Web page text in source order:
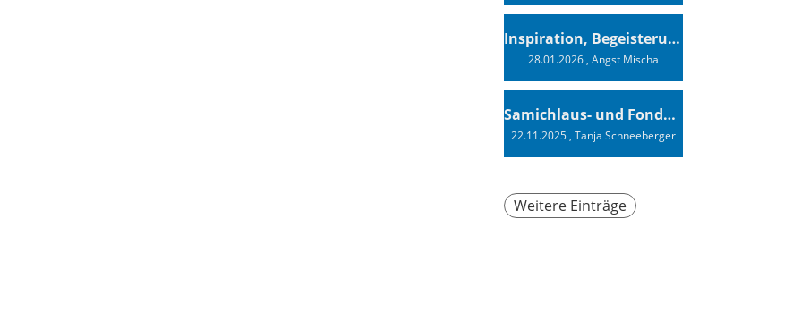
Inspiration, Begeisterung - Ein Vortrag von Vendée-Globe-Finisher Oliver Heer
28.01.2026, Angst Mischa
Samichlaus- und Fonduabend
22.11.2025, Tanja Schneeberger
Weitere Einträge